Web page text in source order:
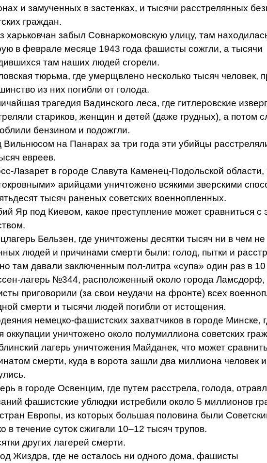
и замученных в застенках, и тысячи расстрелянных
граждан.
харьковчан забыл Совнаркомовскую улицу, там
в феврале месяце 1943 года фашисты сожгли, а тысячи
там наших людей сгорели.
тюрьма, где умерщвлено несколько тысяч человек,
из них погибли от голода.
трагедия Вадинского леса, где гитлеровские
стариков, женщин и детей (даже грудных), а потом
облили бензином и подожгли.
Вильнюсом на Панарах за три года эти убийцы
евреев.
Лазарет в городе Славута Каменец-Подольской области,
арийцами уничтожено всякими зверскими
тысяч раненых советских военнопленных.
Яр под Киевом, какое преступление может сравниться с
Бельзен, где уничтожены десятки тысяч ни в чем не
людей и причинами смерти были: голод, пытки и
там давали заключенным пол-литра «супа» один раз в
лагерь №344, расположенный около города Ламсдорф,
приговорили (за свои неудачи на фронте) всех
смерти и тысячи людей погибли от истощения.
немецко-фашистских захватчиков в городе Минске,
оккупации уничтожено около полумиллиона советских
лагерь уничтожения Майданек, что может
смерти, куда в ворота зашли два миллиона человек
в городе Освенцим, где путем расстрела, голода,
фашистские ублюдки истребили около 5 миллионов
Европы, из которых большая половина были
в течение суток сжигали 10–12 тысяч трупов.
других лагерей смерти.
Жиздра, где не осталось ни одного дома, фашисты